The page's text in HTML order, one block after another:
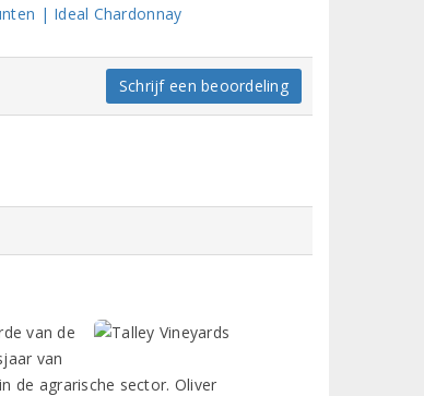
| Ideal Chardonnay
Schrijf een beoordeling
van de
van
de agrarische sector. Oliver